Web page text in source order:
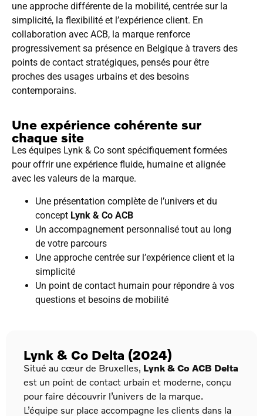
une approche différente de la mobilité, centrée sur la
simplicité, la flexibilité et l’expérience client. En
collaboration avec ACB, la marque renforce
progressivement sa présence en Belgique à travers des
points de contact stratégiques, pensés pour être
proches des usages urbains et des besoins
contemporains.
Les équipes Lynk & Co sont spécifiquement formées
pour offrir une expérience fluide, humaine et alignée
avec les valeurs de la marque.
Une présentation complète de l’univers et du
concept Lynk & Co ACB
Un accompagnement personnalisé tout au long
de votre parcours
Une approche centrée sur l’expérience client et la
simplicité
Un point de contact humain pour répondre à vos
questions et besoins de mobilité
Une expérience cohérente sur
chaque site
Lynk & Co Delta (2024)
Situé au cœur de Bruxelles, Lynk & Co ACB Delta
est un point de contact urbain et moderne, conçu
pour faire découvrir l’univers de la marque.
L’équipe sur place accompagne les clients dans la